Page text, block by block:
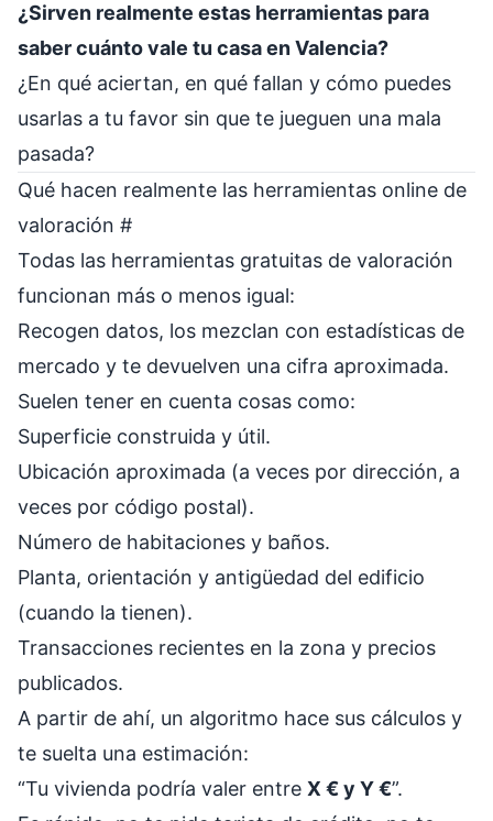
¿Sirven realmente estas herramientas para
saber cuánto vale tu casa en Valencia?
¿En qué aciertan, en qué fallan y cómo puedes
usarlas a tu favor sin que te jueguen una mala
pasada?
Qué hacen realmente las herramientas online de
valoración #
Todas las herramientas gratuitas de valoración
funcionan más o menos igual:
Recogen datos, los mezclan con estadísticas de
mercado y te devuelven una cifra aproximada.
Suelen tener en cuenta cosas como:
Superficie construida y útil.
Ubicación aproximada (a veces por dirección, a
veces por código postal).
Número de habitaciones y baños.
Planta, orientación y antigüedad del edificio
(cuando la tienen).
Transacciones recientes en la zona y precios
publicados.
A partir de ahí, un algoritmo hace sus cálculos y
te suelta una estimación:
“Tu vivienda podría valer entre X € y Y €”.